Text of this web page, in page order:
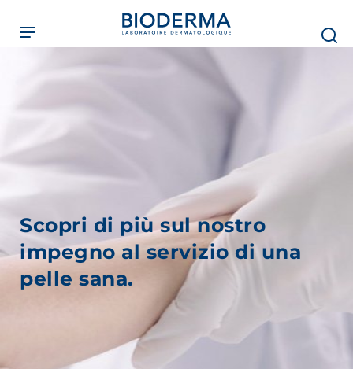
main
content
Scopri di più sul nostro
impegno al servizio di una
pelle sana.